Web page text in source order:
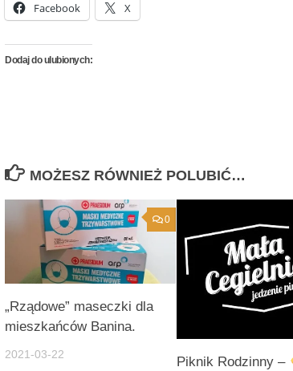
Facebook X
Dodaj do ulubionych:
MOŻESZ RÓWNIEŻ POLUBIĆ…
0
„Rządowe” maseczki dla
mieszkańców Banina.
2021-03-22
Piknik Rodzinny –